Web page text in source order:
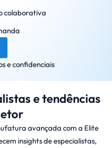
colaborativa
e confidenciais
e tendências
avançada com a Elite
insights de especialistas,